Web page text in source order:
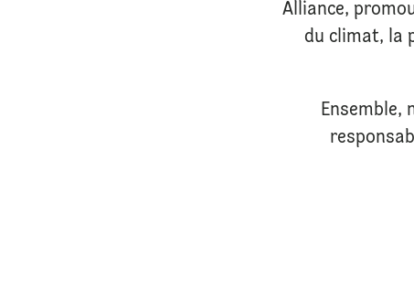
Alliance,
du climat, la
Ensemble,